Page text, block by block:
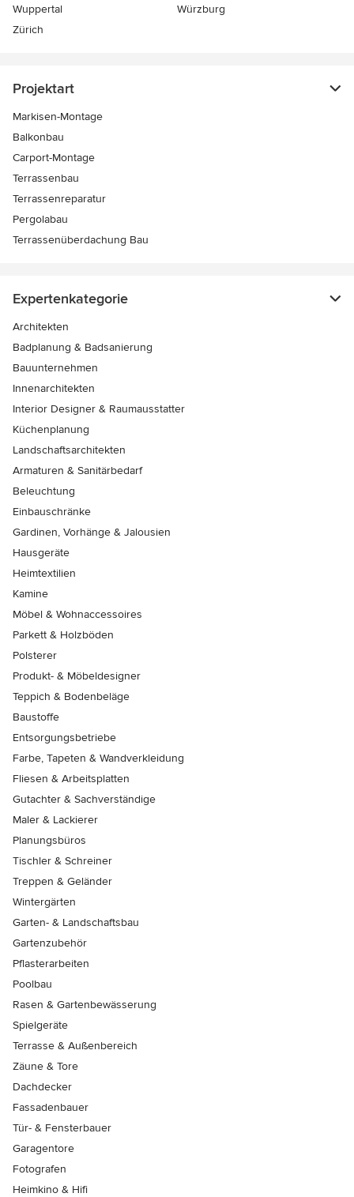
Wuppertal
Würzburg
Zürich
Projektart
Markisen-Montage
Balkonbau
Carport-Montage
Terrassenbau
Terrassenreparatur
Pergolabau
Terrassenüberdachung Bau
Expertenkategorie
Architekten
Badplanung & Badsanierung
Bauunternehmen
Innenarchitekten
Interior Designer & Raumausstatter
Küchenplanung
Landschaftsarchitekten
Armaturen & Sanitärbedarf
Beleuchtung
Einbauschränke
Gardinen, Vorhänge & Jalousien
Hausgeräte
Heimtextilien
Kamine
Möbel & Wohnaccessoires
Parkett & Holzböden
Polsterer
Produkt- & Möbeldesigner
Teppich & Bodenbeläge
Baustoffe
Entsorgungsbetriebe
Farbe, Tapeten & Wandverkleidung
Fliesen & Arbeitsplatten
Gutachter & Sachverständige
Maler & Lackierer
Planungsbüros
Tischler & Schreiner
Treppen & Geländer
Wintergärten
Garten- & Landschaftsbau
Gartenzubehör
Pflasterarbeiten
Poolbau
Rasen & Gartenbewässerung
Spielgeräte
Terrasse & Außenbereich
Zäune & Tore
Dachdecker
Fassadenbauer
Tür- & Fensterbauer
Garagentore
Fotografen
Heimkino & Hifi